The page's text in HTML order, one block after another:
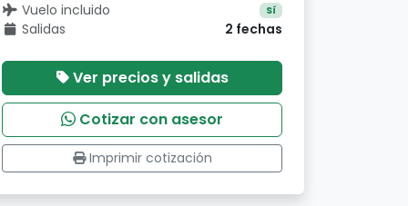
Vuelo incluido Sí
Salidas 2 fechas
Ver precios y salidas
Cotizar con asesor
Imprimir cotización